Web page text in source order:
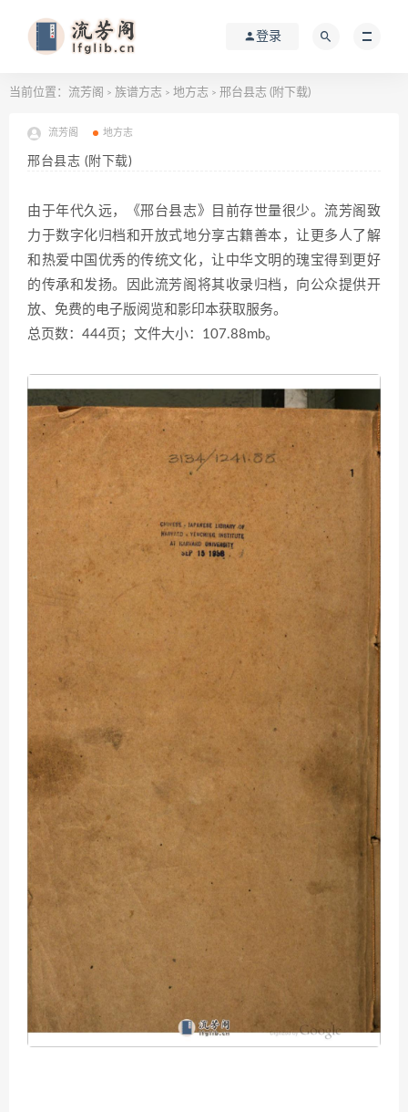
登录
当前位置： 流芳阁 > 族谱方志 > 地方志 > 邢台县志 (附下载)
流芳阁 地方志
邢台县志 (附下载)
由于年代久远，《邢台县志》目前存世量很少。流芳阁致
力于数字化归档和开放式地分享古籍善本，让更多人了解
和热爱中国优秀的传统文化，让中华文明的瑰宝得到更好
的传承和发扬。因此流芳阁将其收录归档，向公众提供开
放、免费的电子版阅览和影印本获取服务。
总页数：444页；文件大小：107.88mb。